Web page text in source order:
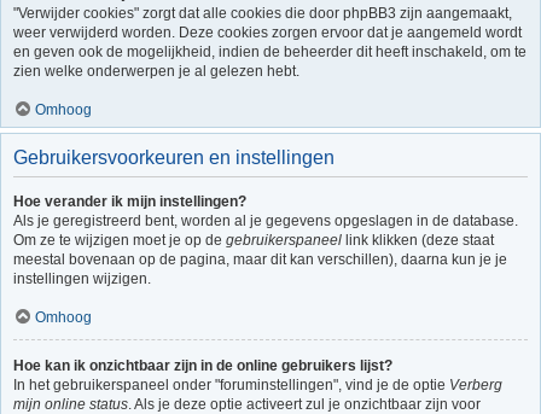
"Verwijder cookies" zorgt dat alle cookies die door phpBB3 zijn aangemaakt,
weer verwijderd worden. Deze cookies zorgen ervoor dat je aangemeld wordt
en geven ook de mogelijkheid, indien de beheerder dit heeft inschakeld, om te
zien welke onderwerpen je al gelezen hebt.
Omhoog
Gebruikersvoorkeuren en instellingen
Hoe verander ik mijn instellingen?
Als je geregistreerd bent, worden al je gegevens opgeslagen in de database.
Om ze te wijzigen moet je op de gebruikerspaneel link klikken (deze staat
meestal bovenaan op de pagina, maar dit kan verschillen), daarna kun je je
instellingen wijzigen.
Omhoog
Hoe kan ik onzichtbaar zijn in de online gebruikers lijst?
In het gebruikerspaneel onder "foruminstellingen", vind je de optie Verberg
mijn online status. Als je deze optie activeert zul je onzichtbaar zijn voor